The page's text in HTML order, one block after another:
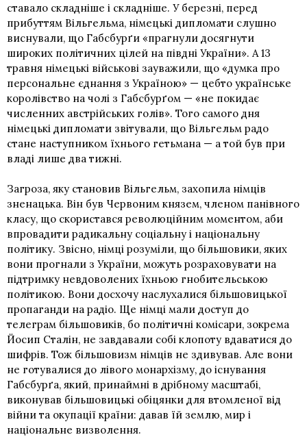
ставало складніше і складніше. У березні, перед
прибуттям Вільгельма, німецькі дипломати слушно
виснували, що Габсбурґи «прагнули досягнути
широких політичних цілей на півдні України». А 13
травня німецькі військові зауважили, що «думка про
персональне єднання з Україною» — цебто українське
королівство на чолі з Габсбурґом — «не покидає
численних австрійських голів». Того самого дня
німецькі дипломати звітували, що Вільгельм радо
стане наступником їхнього гетьмана — а той був при
владі лише два тижні.
Загроза, яку становив Вільгельм, захопила німців
зненацька. Він був Червоним князем, членом панівного
класу, що скористався революційним моментом, аби
впровадити радикальну соціальну і національну
політику. Звісно, німці розуміли, що більшовики, яких
вони прогнали з України, можуть розраховувати на
підтримку невдоволених їхньою гнобительською
політикою. Вони досхочу наслухалися більшовицької
пропаганди на радіо. Ще німці мали доступ до
телеграм більшовиків, бо політичні комісари, зокрема
Йосип Сталін, не завдавали собі клопоту вдаватися до
шифрів. Тож більшовизм німців не здивував. Але вони
не готувалися до лівого монархізму, до існування
Габсбурґа, який, принаймні в дрібному масштабі,
виконував більшовицькі обіцянки для втомленої від
війни та окупації країни: давав їй землю, мир і
національне визволення.